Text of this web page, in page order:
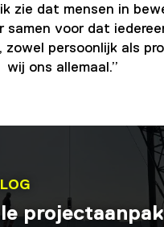
zie dat mensen in
samen voor dat
zowel persoonlijk als
ons allemaal.”